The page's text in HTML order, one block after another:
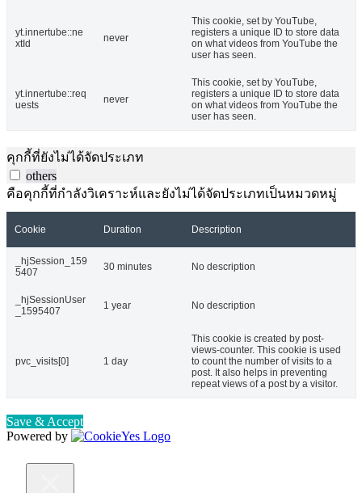
yt.innertube::ne
xtId
never
This cookie, set by YouTube,
registers a unique ID to store data
on what videos from YouTube the
user has seen.
yt.innertube::req
uests
never
This cookie, set by YouTube,
registers a unique ID to store data
on what videos from YouTube the
user has seen.
คุกกี้ที่ยังไม่ได้จัดประเภท
others
คือคุกกี้ที่กำลังวิเคราะห์และยังไม่ได้จัดประเภทเป็นหมวดหมู่
Cookie Duration Description
_hjSession_159
5407
30 minutes No description
_hjSessionUser
_1595407
1 year No description
pvc_visits[0] 1 day
This cookie is created by post-
views-counter. This cookie is used
to count the number of visits to a
post. It also helps in preventing
repeat views of a post by a visitor.
Save & Accept
Powered by